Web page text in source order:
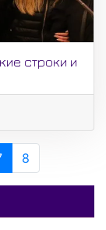
строки и
8